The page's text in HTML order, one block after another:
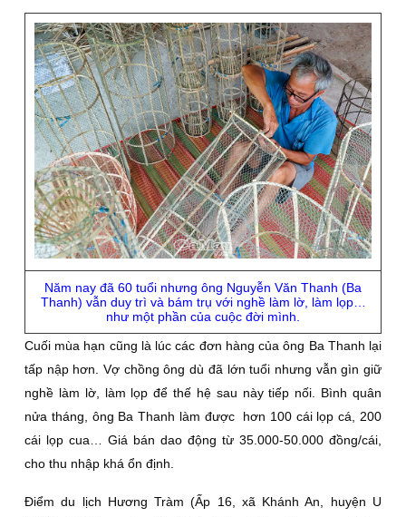
Năm nay đã 60 tuổi nhưng ông Nguyễn Văn Thanh (Ba
Thanh) vẫn duy trì và bám trụ với nghề làm lờ, làm lọp…
như một phần của cuộc đời mình.
Cuối mùa hạn cũng là lúc các đơn hàng của ông Ba Thanh lại
tấp nập hơn. Vợ chồng ông dù đã lớn tuổi nhưng vẫn gìn giữ
nghề làm lờ, làm lọp để thế hệ sau này tiếp nối. Bình quân
nửa tháng, ông Ba Thanh làm được hơn 100 cái lọp cá, 200
cái lọp cua… Giá bán dao động từ 35.000-50.000 đồng/cái,
cho thu nhập khá ổn định.
Điểm du lịch Hương Tràm (Ấp 16, xã Khánh An, huyện U